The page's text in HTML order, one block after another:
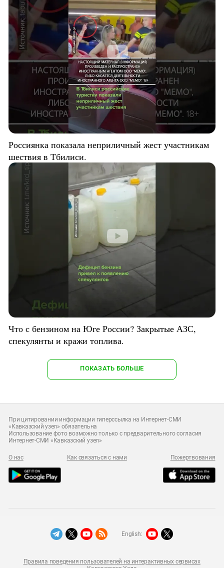
Россиянка показала неприличный жест участникам
шествия в Тбилиси.
Что с бензином на Юге России? Закрытые АЗС,
спекулянты и кражи топлива.
ПОКАЗАТЬ БОЛЬШЕ
При цитировании информации гиперссылка на Интернет-СМИ
«Кавказский узел» обязательна
Использование фото возможно только с предварительного согласия
Интернет-СМИ «Кавказский узел»
О нас Как связаться с нами Пожертвования
Правила поведения пользователей на интерактивных сервисах
English: